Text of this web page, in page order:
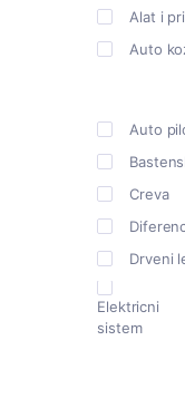
Alat i
Auto
Auto
Creva
Drveni
Elektricni
sistem